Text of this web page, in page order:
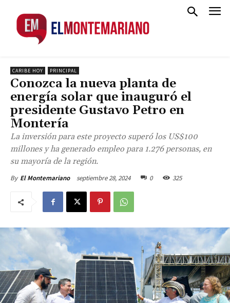
CARIBE HOY PRINCIPAL
Conozca la nueva planta de
energía solar que inauguró el
presidente Gustavo Petro en
Montería
La inversión para este proyecto superó los US$100
millones y ha generado empleo para 1.276 personas, en
su mayoría de la región.
By El Montemariano septiembre 28, 2024 0 325